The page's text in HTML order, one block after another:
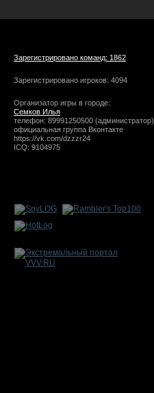
Зарегистрировано команд: 1862
Зарегистрировано игроков: 4094
Организатор игры в городе:
Семков Илья
телефон: 89991250500 (администратор),
официальная группа Вконтакте
https://vk.com/dzzzr24
ICQ: 9104975